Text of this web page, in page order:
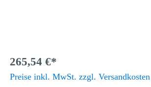
265,54 €*
Preise inkl. MwSt. zzgl. Versandkosten